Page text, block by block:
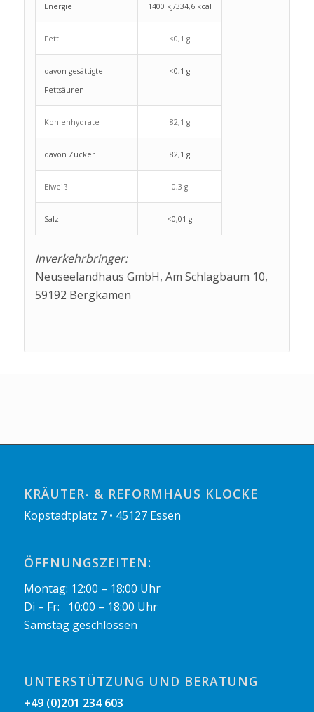
Energie 1400 kJ/334,6 kcal
Fett <0,1 g
davon gesättigte
Fettsäuren
<0,1 g
Kohlenhydrate 82,1 g
davon Zucker 82,1 g
Eiweiß 0,3 g
Salz <0,01 g
Inverkehrbringer:
Neuseelandhaus GmbH, Am Schlagbaum 10,
59192 Bergkamen
KRÄUTER- & REFORMHAUS KLOCKE
Kopstadtplatz 7 • 45127 Essen
ÖFFNUNGSZEITEN:
Montag: 12:00 – 18:00 Uhr
Di – Fr: 10:00 – 18:00 Uhr
Samstag geschlossen
UNTERSTÜTZUNG UND BERATUNG
+49 (0)201 234 603